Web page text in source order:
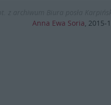
Anna Ewa Soria, 2015-